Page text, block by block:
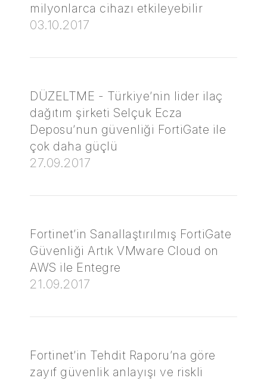
milyonlarca cihazı etkileyebilir
03.10.2017
DÜZELTME - Türkiye’nin lider ilaç
dağıtım şirketi Selçuk Ecza
Deposu’nun güvenliği FortiGate ile
çok daha güçlü
27.09.2017
Fortinet’in Sanallaştırılmış FortiGate
Güvenliği Artık VMware Cloud on
AWS ile Entegre
21.09.2017
Fortinet’in Tehdit Raporu’na göre
zayıf güvenlik anlayışı ve riskli